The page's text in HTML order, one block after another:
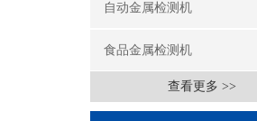
自动金属检测机
食品金属检测机
查看更多 >>